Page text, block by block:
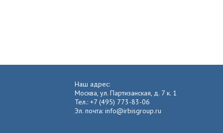
Наш адрес:
Москва, ул. Партизанская, д. 7 к. 1
Тел.: +7 (495) 773-83-06
Эл. почта: info@irbisgroup.ru